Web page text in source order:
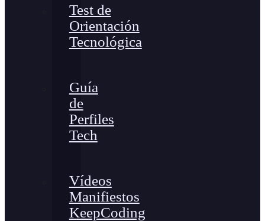
Test de
Orientación
Tecnológica
Guía
de
Perfiles
Tech
Vídeos
Manifiestos
KeepCoding